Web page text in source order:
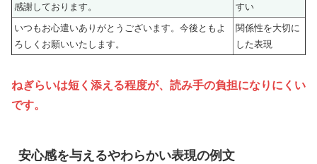
感謝しております。
すい
いつもお心遣いありがとうございます。今後ともよ
ろしくお願いいたします。
関係性を大切に
した表現
ねぎらいは短く添える程度が、読み手の負担になりにくい
です。
安心感を与えるやわらかい表現の例文